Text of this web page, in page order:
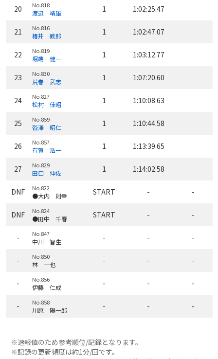
20 No.818
渡辺 靖雄 1 1:02:25.47
21 No.816
椿井 教郎 1 1:02:47.07
22 No.819
堀端 健一 1 1:03:12.77
23 No.830
荒巻 武志 1 1:07:20.60
24 No.827
松村 佳昭 1 1:10:08.63
25 No.859
沓澤 昭仁 1 1:10:44.58
26 No.857
有賀 浩一 1 1:13:39.65
27 No.829
田口 伸佐 1 1:14:02.58
DNF No.822
●大内 則幸 START - -
DNF No.824
●田中 千春 START - -
- No.847
中川 智生 - - -
- No.850
林 一也 - - -
- No.856
伊藤 仁成 - - -
- No.858
川原 陽一郎 - - -
※速報値のため参考順位/記録となります。
※記録の更新頻度は約1分/回です。